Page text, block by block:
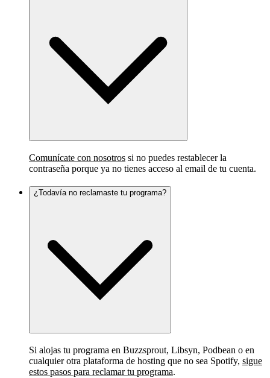
Comunícate con nosotros si no puedes restablecer la
contraseña porque ya no tienes acceso al email de tu cuenta.
¿Todavía no reclamaste tu programa?
Si alojas tu programa en Buzzsprout, Libsyn, Podbean o en
cualquier otra plataforma de hosting que no sea Spotify, sigue
estos pasos para reclamar tu programa.